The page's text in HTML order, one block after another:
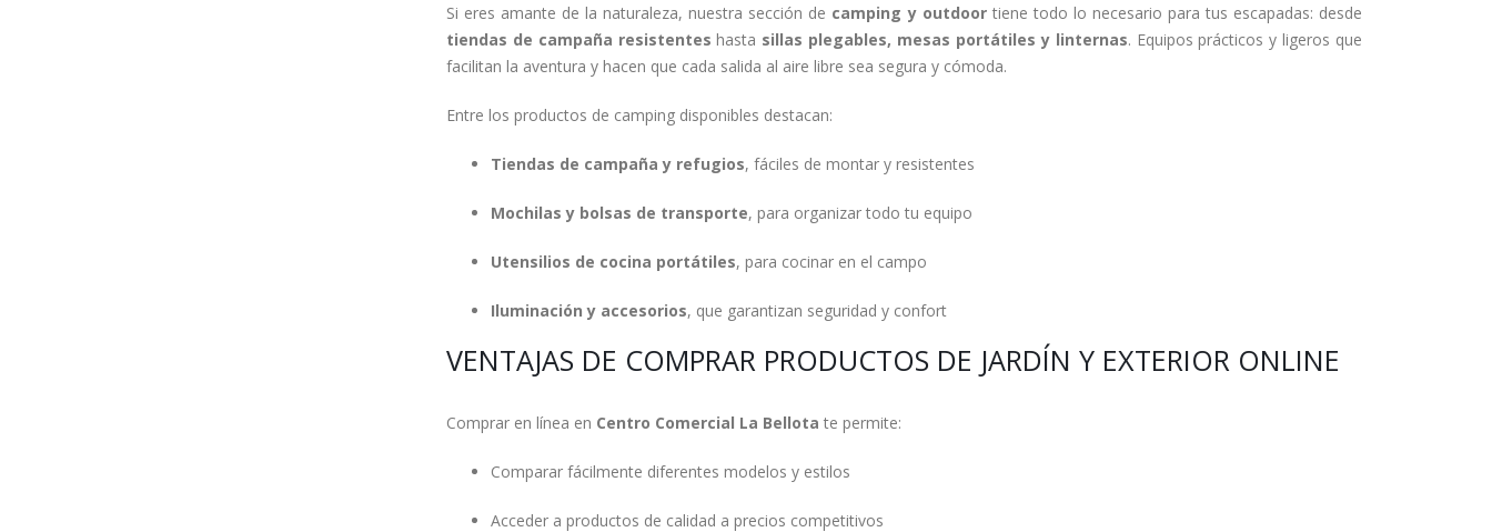
Si eres amante de la naturaleza, nuestra sección de camping y outdoortiene todo lo necesario para tus escapadas: desde
tiendas de campaña resistentes hasta sillas plegables, mesas portátiles y linternas. Equipos prácticos y ligeros que
facilitan la aventura y hacen que cada salida al aire libre sea segura y cómoda.
Entre los productos de camping disponibles destacan:
Tiendas de campaña y refugios, fáciles de montar y resistentes
Mochilas y bolsas de transporte, para organizar todo tu equipo
Utensilios de cocina portátiles, para cocinar en el campo
Iluminación y accesorios, que garantizan seguridad y confort
VENTAJAS DE COMPRAR PRODUCTOS DE JARDÍN Y EXTERIOR ONLINE
Comprar en línea en Centro Comercial La Bellota te permite:
Comparar fácilmente diferentes modelos y estilos
Acceder a productos de calidad a precios competitivos